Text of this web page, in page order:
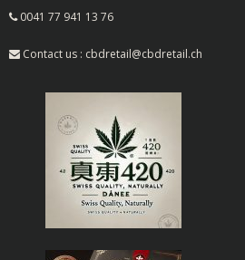
0041 77 941 13 76
Contact us : cbdretail@cbdretail.ch